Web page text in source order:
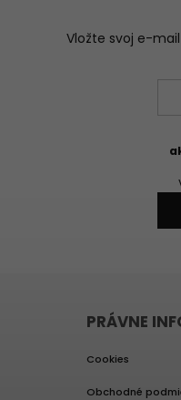
Vložte svoj e-
PRÁVNE
Cookies
Obchodné